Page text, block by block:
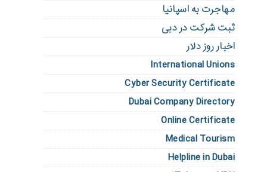
مهاجرت به اسپانیا
ثبت شرکت در دبی
اخبار روز دلار
International Unions
Cyber Security Certificate
Dubai Company Directory
Online Certificate
Medical Tourism
Helpline in Dubai